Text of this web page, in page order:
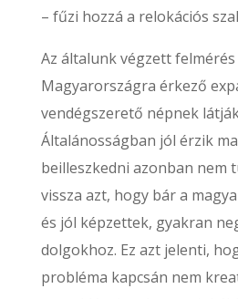
– fűzi hozzá a relokációs
Az általunk végzett felmérés
Magyarországra érkező
vendégszerető népnek
Általánosságban jól érzik
beilleszkedni azonban nem
vissza azt, hogy bár a
és jól képzettek, gyakran
dolgokhoz. Ez azt jelenti,
probléma kapcsán nem